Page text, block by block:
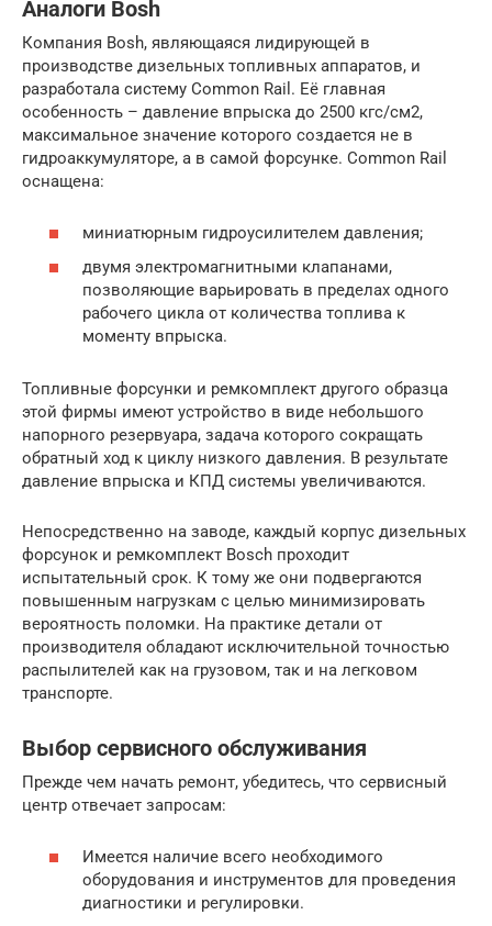
Аналоги Bosh
Компания Bosh, являющаяся лидирующей в
производстве дизельных топливных аппаратов, и
разработала систему Common Rail. Её главная
особенность – давление впрыска до 2500 кгс/см2,
максимальное значение которого создается не в
гидроаккумуляторе, а в самой форсунке. Common Rail
оснащена:
миниатюрным гидроусилителем давления;
двумя электромагнитными клапанами,
позволяющие варьировать в пределах одного
рабочего цикла от количества топлива к
моменту впрыска.
Топливные форсунки и ремкомплект другого образца
этой фирмы имеют устройство в виде небольшого
напорного резервуара, задача которого сокращать
обратный ход к циклу низкого давления. В результате
давление впрыска и КПД системы увеличиваются.
Непосредственно на заводе, каждый корпус дизельных
форсунок и ремкомплект Bosch проходит
испытательный срок. К тому же они подвергаются
повышенным нагрузкам с целью минимизировать
вероятность поломки. На практике детали от
производителя обладают исключительной точностью
распылителей как на грузовом, так и на легковом
транспорте.
Выбор сервисного обслуживания
Прежде чем начать ремонт, убедитесь, что сервисный
центр отвечает запросам:
Имеется наличие всего необходимого
оборудования и инструментов для проведения
диагностики и регулировки.